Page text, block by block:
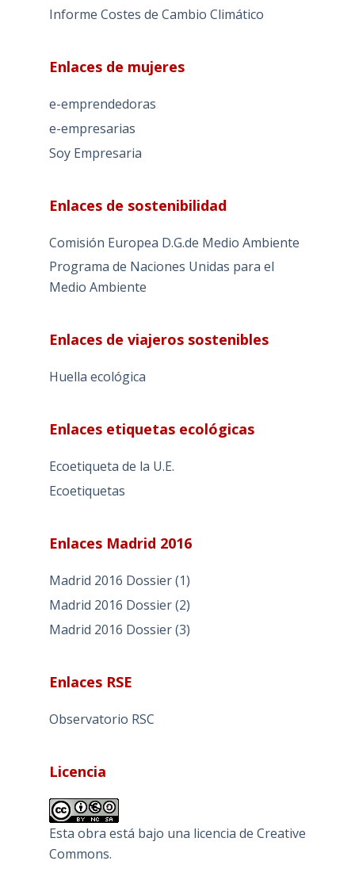
Informe Costes de Cambio Climático
Enlaces de mujeres
e-emprendedoras
e-empresarias
Soy Empresaria
Enlaces de sostenibilidad
Comisión Europea D.G.de Medio Ambiente
Programa de Naciones Unidas para el
Medio Ambiente
Enlaces de viajeros sostenibles
Huella ecológica
Enlaces etiquetas ecológicas
Ecoetiqueta de la U.E.
Ecoetiquetas
Enlaces Madrid 2016
Madrid 2016 Dossier (1)
Madrid 2016 Dossier (2)
Madrid 2016 Dossier (3)
Enlaces RSE
Observatorio RSC
Licencia
Esta obra está bajo una licencia de Creative
Commons.